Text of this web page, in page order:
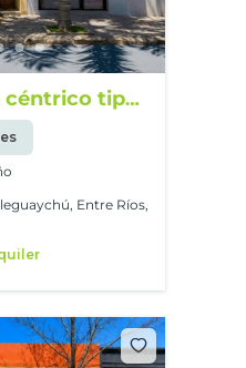
céntrico tipo
Entre Ríos,